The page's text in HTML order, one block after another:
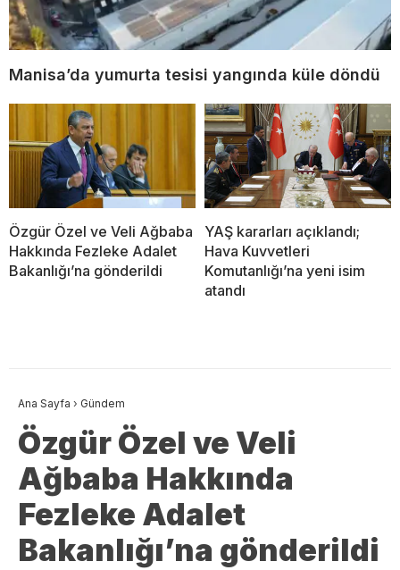
Manisa’da yumurta tesisi yangında küle döndü
Özgür Özel ve Veli Ağbaba
Hakkında Fezleke Adalet
Bakanlığı’na gönderildi
YAŞ kararları açıklandı;
Hava Kuvvetleri
Komutanlığı’na yeni isim
atandı
Ana Sayfa › Gündem
Özgür Özel ve Veli
Ağbaba Hakkında
Fezleke Adalet
Bakanlığı’na gönderildi